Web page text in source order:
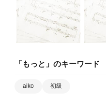
「 もっと 」のキーワード
aiko 初級